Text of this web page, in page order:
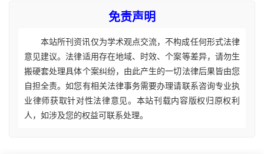
免责声明
本站所刊资讯仅为学术观点交流，不构成任何形式法律
意见建议。法律适用存在地域、时效、个案等差异，请勿生
搬硬套处理具体个案纠纷，由此产生的一切法律后果皆由您
自担全责。如您有相关法律事务需要办理请联系咨询专业执
业律师获取针对性法律意见。本站刊载内容版权归原权利
人，如涉及您的权益可联系处理。